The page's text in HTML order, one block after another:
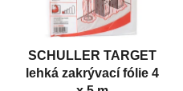
SCHULLER TARGET
lehká zakrývací fólie 4